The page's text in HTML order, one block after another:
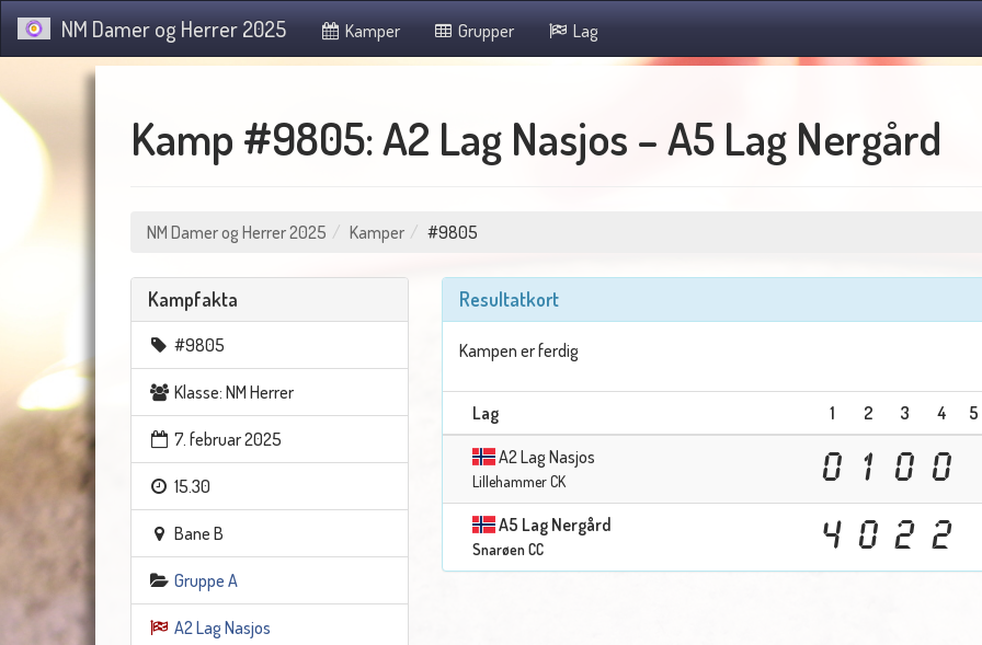
NM Damer og Herrer 2025 Kamper Grupper Lag
Kamp #9805: A2 Lag Nasjos – A5 Lag Nergård
NM Damer og Herrer 2025 Kamper #9805
Kampfakta
#9805
Klasse: NM Herrer
7. februar 2025
15.30
Bane B
Gruppe A
A2 Lag Nasjos
Resultatkort
Kampen er ferdig
Lag 1 2 3 4
5
A2 Lag Nasjos
Lillehammer CK 0 1 0 0
A5 Lag Nergård
Snarøen CC 4 0 2 2